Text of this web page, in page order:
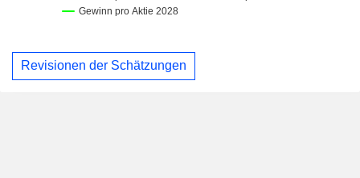
Revisionen der Schätzungen